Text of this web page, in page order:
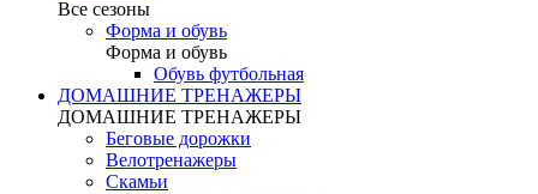
Все сезоны
Форма и обувь
Форма и обувь
Обувь футбольная
ДОМАШНИЕ ТРЕНАЖЕРЫ
ДОМАШНИЕ ТРЕНАЖЕРЫ
Беговые дорожки
Велотренажеры
Скамьи